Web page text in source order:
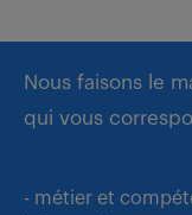
Nous faisons le
qui vous
- métier et